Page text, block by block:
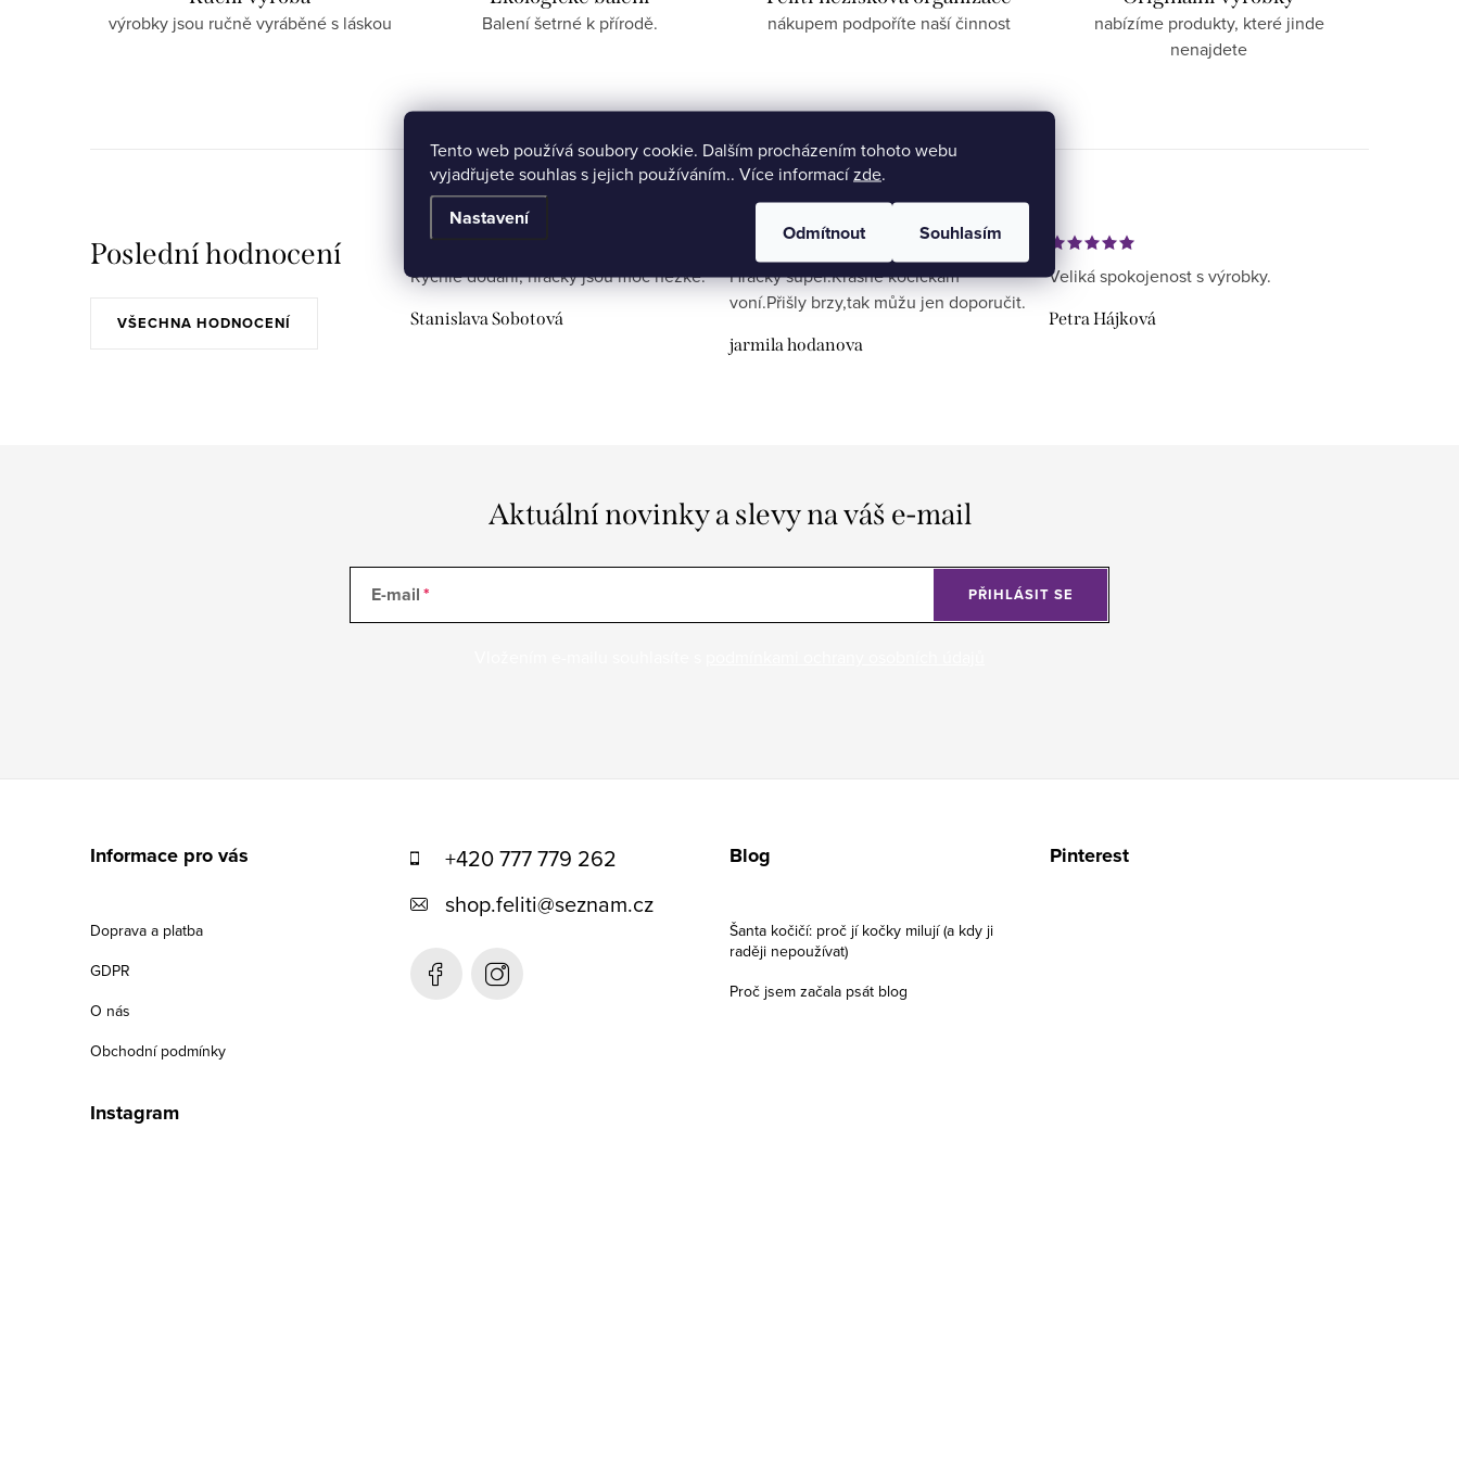
Tento web používá soubory cookie. Dalším procházením tohoto webu
vyjadřujete souhlas s jejich používáním.. Více informacízde.
Nastavení
Odmítnout Souhlasím
výrobky jsou ručně vyráběné s láskou Balení šetrné k přírodě. nákupem podpoříte naší činnost
nabízíme produkty, které jinde
nenajdete
Poslední hodnocení
VŠECHNA HODNOCENÍ
Rychlé dodání, hračky jsou moc hezké.
Stanislava Sobotová
Hračky super.Krásně kočičkám
voní.Přišly brzy,tak můžu jen doporučit.
jarmila hodanova
Veliká spokojenost s výrobky.
Petra Hájková
Aktuální novinky a slevy na váš e-mail
E-mail PŘIHLÁSIT SE
Informace pro vás
Doprava a platba
GDPR
O nás
Obchodní podmínky
+420 777 779 262
shop.feliti@seznam.cz
Blog
Šanta kočičí: proč jí kočky milují (a kdy ji
raději nepoužívat)
Proč jsem začala psát blog
Pinterest
Instagram